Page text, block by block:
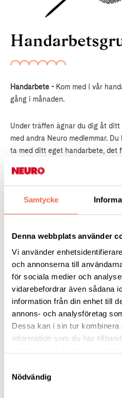
Samtycke
Denna webbplats använder
Vi använder
och annonserna till
för sociala medier och
vidarebefordrar även sådana
information från din enhet till
annons- och analysföretag
Dessa kan i sin tur kombinera
information som du har
Nödvändig
Handarbete - Kom med i vår
gång i månaden.
Under träffen ägnar du dig åt
med andra Neuro medlemmar.
ta med ditt eget handarbete, det
och ingen "cirkelledare" som
gruppen hjälpa varandra med tips,
Det kostar inget att medverka,
för 25 kronor, bara kaffe kostar
När -tisdag 9 april. Klockan
Var -i vår lokal på Fatbursgatan
Anmälan -gör du senast fredag
stockholm@neuro.se
Varmt välkommen!